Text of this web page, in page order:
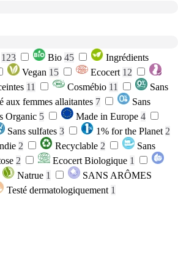
123 Bio 45
Ingrédients
Vegan 15 Ecocert 12
11 Cosmébio 11
Sans
aux femmes allaitantes 7
Sans
Organic 5 Made in Europe 4
Sans sulfates 3 1% for the Planet 2
2 Recyclable 2
Sans
2 Ecocert Biologique 1
Natrue 1
SANS ARÔMES
Testé dermatologiquement 1